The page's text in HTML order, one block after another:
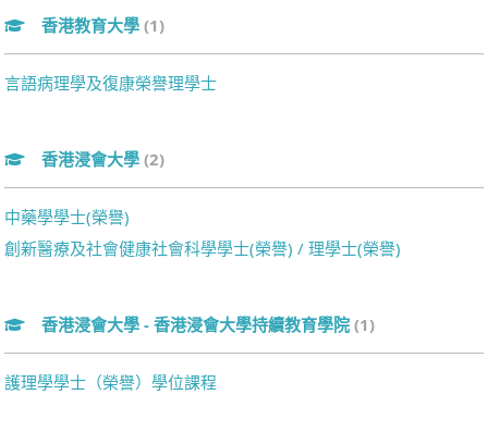
香港教育大學 (1)
言語病理學及復康榮譽理學士
香港浸會大學 (2)
中藥學學士(榮譽)
創新醫療及社會健康社會科學學士(榮譽) / 理學士(榮譽)
香港浸會大學 - 香港浸會大學持續教育學院 (1)
護理學學士（榮譽）學位課程